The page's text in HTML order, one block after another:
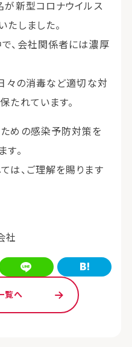
が新型コロナウイルス
たしました。
、会社関係者には濃厚
日々の消毒など適切な対
たれています。
めの感染予防対策を
。
は、ご理解を賜ります
社
覧へ